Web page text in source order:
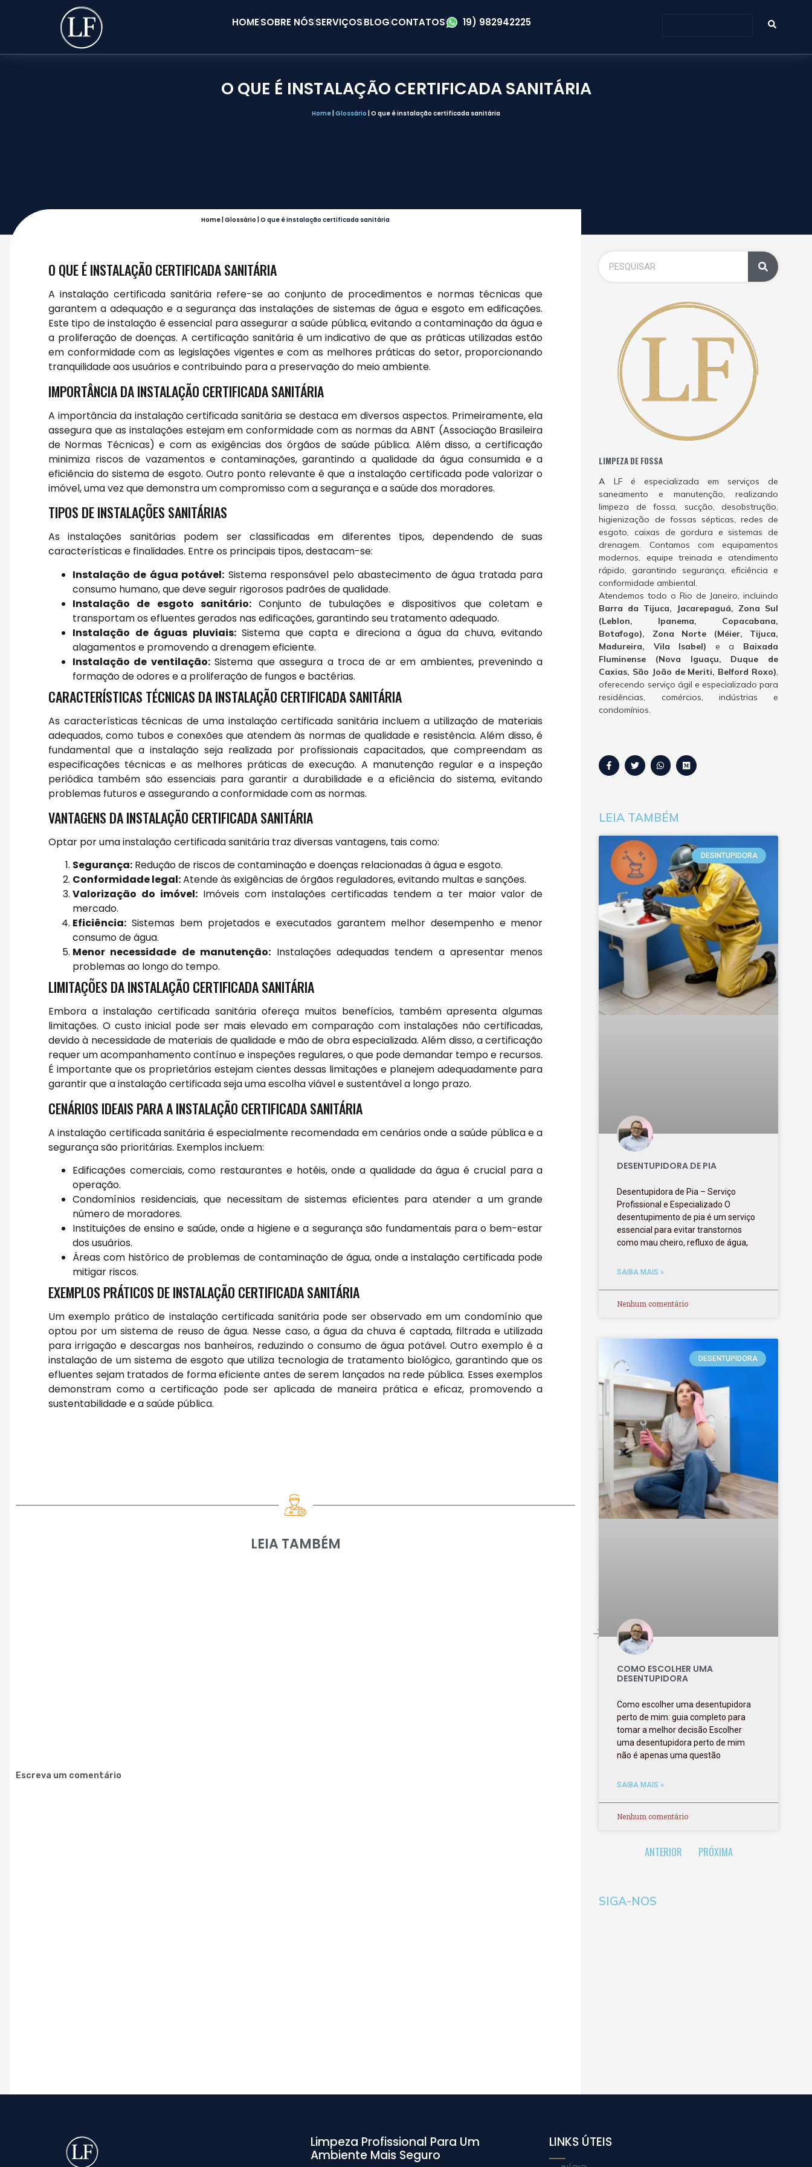
HOMESOBRE NÓSSERVIÇOSBLOGCONTATOS 19) 982942225
O QUE É INSTALAÇÃO CERTIFICADA SANITÁRIA
Home Glossário O que é instalação certificada sanitária
Home |Glossário |O que é instalação certificada sanitária
O QUE É INSTALAÇÃO CERTIFICADA SANITÁRIA
A instalação certificada sanitária refere-se ao conjunto de procedimentos e normas técnicas que
garantem a adequação e a segurança das instalações de sistemas de água e esgoto em edificações.
Este tipo de instalação é essencial para assegurar a saúde pública, evitando a contaminação da água e
a proliferação de doenças. A certificação sanitária é um indicativo de que as práticas utilizadas estão
em conformidade com as legislações vigentes e com as melhores práticas do setor, proporcionando
tranquilidade aos usuários e contribuindo para a preservação do meio ambiente.
IMPORTÂNCIA DA INSTALAÇÃO CERTIFICADA SANITÁRIA
A importância da instalação certificada sanitária se destaca em diversos aspectos. Primeiramente, ela
assegura que as instalações estejam em conformidade com as normas da ABNT (Associação Brasileira
de Normas Técnicas) e com as exigências dos órgãos de saúde pública. Além disso, a certificação
minimiza riscos de vazamentos e contaminações, garantindo a qualidade da água consumida e a
eficiência do sistema de esgoto. Outro ponto relevante é que a instalação certificada pode valorizar o
imóvel, uma vez que demonstra um compromisso com a segurança e a saúde dos moradores.
TIPOS DE INSTALAÇÕES SANITÁRIAS
As instalações sanitárias podem ser classificadas em diferentes tipos, dependendo de suas
características e finalidades. Entre os principais tipos, destacam-se:
Instalação de água potável: Sistema responsável pelo abastecimento de água tratada para
consumo humano, que deve seguir rigorosos padrões de qualidade.
Instalação de esgoto sanitário:Conjunto de tubulações e dispositivos que coletam e
transportam os efluentes gerados nas edificações, garantindo seu tratamento adequado.
Instalação de águas pluviais:Sistema que capta e direciona a água da chuva, evitando
alagamentos e promovendo a drenagem eficiente.
Instalação de ventilação:Sistema que assegura a troca de ar em ambientes, prevenindo a
formação de odores e a proliferação de fungos e bactérias.
CARACTERÍSTICAS TÉCNICAS DA INSTALAÇÃO CERTIFICADA SANITÁRIA
As características técnicas de uma instalação certificada sanitária incluem a utilização de materiais
adequados, como tubos e conexões que atendem às normas de qualidade e resistência. Além disso, é
fundamental que a instalação seja realizada por profissionais capacitados, que compreendam as
especificações técnicas e as melhores práticas de execução. A manutenção regular e a inspeção
periódica também são essenciais para garantir a durabilidade e a eficiência do sistema, evitando
problemas futuros e assegurando a conformidade com as normas.
VANTAGENS DA INSTALAÇÃO CERTIFICADA SANITÁRIA
Optar por uma instalação certificada sanitária traz diversas vantagens, tais como:
Segurança: Redução de riscos de contaminação e doenças relacionadas à água e esgoto.
Conformidade legal:Atende às exigências de órgãos reguladores, evitando multas e sanções.
Valorização do imóvel:Imóveis com instalações certificadas tendem a ter maior valor de
mercado.
Eficiência: Sistemas bem projetados e executados garantem melhor desempenho e menor
consumo de água.
Menor necessidade de manutenção: Instalações adequadas tendem a apresentar menos
problemas ao longo do tempo.
LIMITAÇÕES DA INSTALAÇÃO CERTIFICADA SANITÁRIA
Embora a instalação certificada sanitária ofereça muitos benefícios, também apresenta algumas
limitações. O custo inicial pode ser mais elevado em comparação com instalações não certificadas,
devido à necessidade de materiais de qualidade e mão de obra especializada. Além disso, a certificação
requer um acompanhamento contínuo e inspeções regulares, o que pode demandar tempo e recursos.
É importante que os proprietários estejam cientes dessas limitações e planejem adequadamente para
garantir que a instalação certificada seja uma escolha viável e sustentável a longo prazo.
CENÁRIOS IDEAIS PARA A INSTALAÇÃO CERTIFICADA SANITÁRIA
A instalação certificada sanitária é especialmente recomendada em cenários onde a saúde pública e a
segurança são prioritárias. Exemplos incluem:
Edificações comerciais, como restaurantes e hotéis, onde a qualidade da água é crucial para a
operação.
Condomínios residenciais, que necessitam de sistemas eficientes para atender a um grande
número de moradores.
Instituições de ensino e saúde, onde a higiene e a segurança são fundamentais para o bem-estar
dos usuários.
Áreas com histórico de problemas de contaminação de água, onde a instalação certificada pode
mitigar riscos.
EXEMPLOS PRÁTICOS DE INSTALAÇÃO CERTIFICADA SANITÁRIA
Um exemplo prático de instalação certificada sanitária pode ser observado em um condomínio que
optou por um sistema de reuso de água. Nesse caso, a água da chuva é captada, filtrada e utilizada
para irrigação e descargas nos banheiros, reduzindo o consumo de água potável. Outro exemplo é a
instalação de um sistema de esgoto que utiliza tecnologia de tratamento biológico, garantindo que os
efluentes sejam tratados de forma eficiente antes de serem lançados na rede pública. Esses exemplos
demonstram como a certificação pode ser aplicada de maneira prática e eficaz, promovendo a
sustentabilidade e a saúde pública.
LEIA TAMBÉM
Escreva um comentário
LIMPEZA DE FOSSA
A LF é especializada em serviços de
saneamento e manutenção, realizando
limpeza de fossa, sucção, desobstrução,
higienização de fossas sépticas, redes de
esgoto, caixas de gordura e sistemas de
drenagem. Contamos com equipamentos
modernos, equipe treinada e atendimento
rápido, garantindo segurança, eficiência e
conformidade ambiental.
Atendemos todo o Rio de Janeiro, incluindo
Barra da Tijuca, Jacarepaguá, Zona Sul
(Leblon, Ipanema, Copacabana,
Botafogo), Zona Norte (Méier, Tijuca,
Madureira, Vila Isabel) e a Baixada
Fluminense (Nova Iguaçu, Duque de
Caxias, São João de Meriti, Belford Roxo),
oferecendo serviço ágil e especializado para
residências, comércios, indústrias e
condomínios.
LEIA TAMBÉM
DESINTUPIDORA
DESENTUPIDORA DE PIA
Desentupidora de Pia – Serviço
Profissional e Especializado O
desentupimento de pia é um serviço
essencial para evitar transtornos
como mau cheiro, refluxo de água,
SAIBA MAIS »
Nenhum comentário
DESENTUPIDORA
COMO ESCOLHER UMA
DESENTUPIDORA
Como escolher uma desentupidora
perto de mim: guia completo para
tomar a melhor decisão Escolher
uma desentupidora perto de mim
não é apenas uma questão
SAIBA MAIS »
Nenhum comentário
ANTERIOR PRÓXIMA
SIGA-NOS
Limpeza Profissional Para Um
Ambiente Mais Seguro
LINKS ÚTEIS